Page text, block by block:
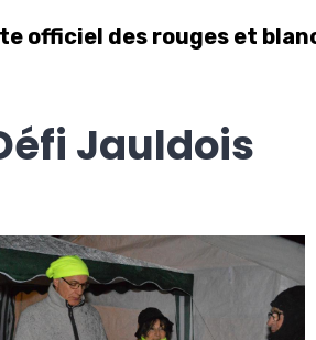
officiel des rouges et
Jauldois